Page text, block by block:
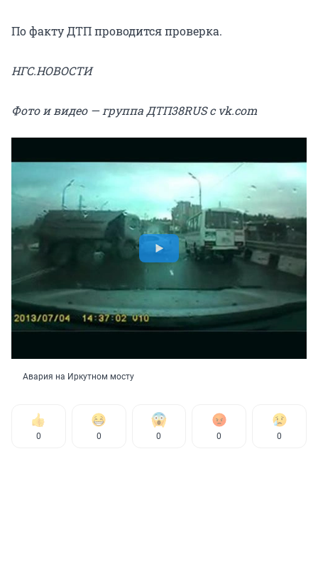
По факту ДТП проводится проверка.
НГС.НОВОСТИ
Фото и видео — группа ДТП38RUS с vk.com
Авария на Иркутном мосту
0 0 0 0 0